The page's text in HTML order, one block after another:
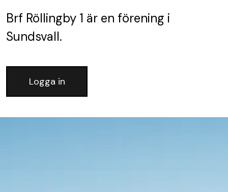
Brf Röllingby 1 är en förening i
Sundsvall.
Logga in